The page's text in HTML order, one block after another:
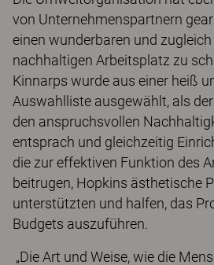
von Unternehmenspartnern
einen wunderbaren und
nachhaltigen Arbeitsplatz zu
Kinnarps wurde aus einer heiß
Auswahlliste ausgewählt, als
den anspruchsvollen
entsprach und gleichzeitig
die zur effektiven Funktion des
beitrugen, Hopkins ästhetische
unterstützten und halfen, das
Budgets auszuführen.
„Die Art und Weise, wie die